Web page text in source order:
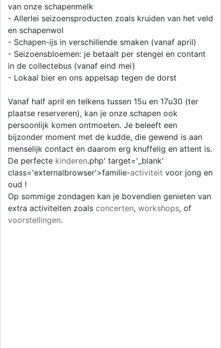
van onze schapenmelk
- Allerlei seizoensproducten zoals kruiden van het veld
en schapenwol
- Schapen-ijs in verschillende smaken (vanaf april)
- Seizoensbloemen: je betaalt per stengel en contant
in de collectebus (vanaf eind mei)
- Lokaal bier en ons appelsap tegen de dorst
Vanaf half april en telkens tussen 15u en 17u30 (ter
plaatse reserveren), kan je onze schapen ook
persoonlijk komen ontmoeten. Je beleeft een
bijzonder moment met de kudde, die gewend is aan
menselijk contact en daarom erg knuffelig en attent is.
De perfecte kinderen.php' target='_blank'
class='externalbrowser'>familie-activiteit voor jong en
oud !
Op sommige zondagen kan je bovendien genieten van
extra activiteiten zoals concerten, workshops, of
voorstellingen.